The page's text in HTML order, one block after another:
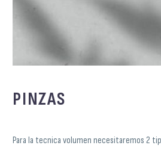
PINZAS
Para la tecnica volumen necesitaremos 2